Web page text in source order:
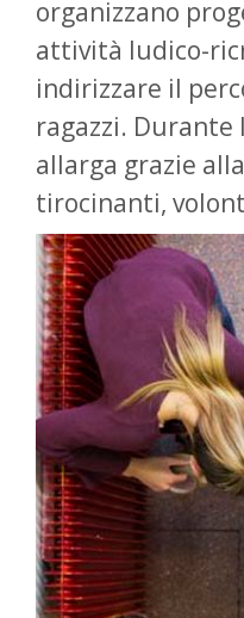
organizzano
attività ludico-
indirizzare il
ragazzi. Durante
allarga grazie
tirocinanti,